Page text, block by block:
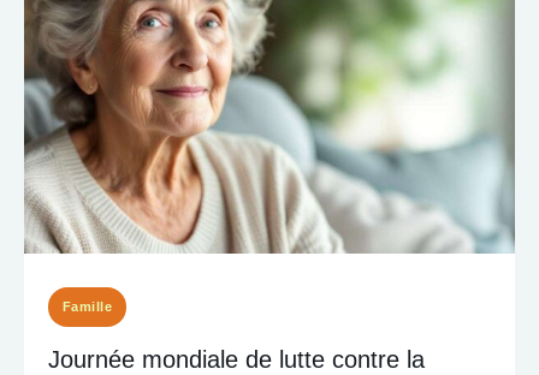
Famille
Journée mondiale de lutte contre la